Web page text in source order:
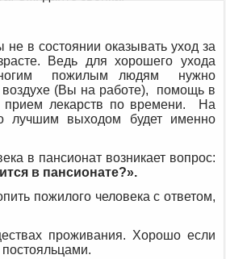
не в состоянии оказывать уход за
Ведь для хорошего ухода
пожилым людям нужно
воздухе (Вы на работе), помощь в
прием лекарств по времени. На
лучшим выходом будет именно
в пансионат возникает вопрос:
в пансионате?».
пожилого человека с ответом,
проживания. Хорошо если